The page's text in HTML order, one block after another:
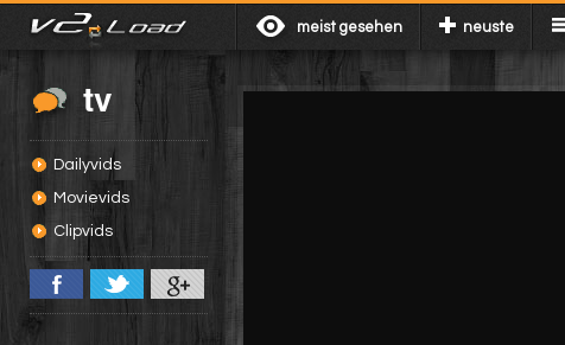
meist gesehen neuste
tv
Dailyvids
Movievids
Clipvids